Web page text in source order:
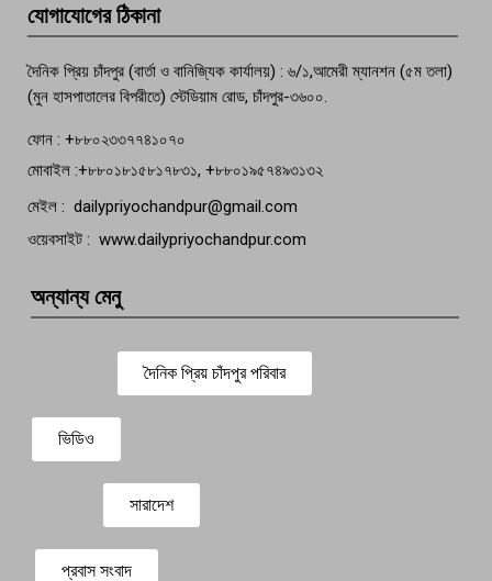
বেঁচে নেই, বিভিন্ন সংগঠনের শোক
যোগাযোগের ঠিকানা
দৈনিক প্রিয় চাঁদপুর (বার্তা ও বানিজ্যিক কার্যালয়) : ৬/১,আমেরী ম্যানশন (৫ম তলা)
(মুন হাসপাতালের বিপরীতে) স্টেডিয়াম রোড, চাঁদপুর-৩৬০০.
ফোন : +৮৮০২৩৩৭৭৪১০৭০
মোবাইল :+৮৮০১৮১৫৮১৭৮৩১, +৮৮০১৯৫৭৪৯৩১৩২
মেইল : dailypriyochandpur@gmail.com
ওয়েবসাইট : www.dailypriyochandpur.com
অন্যান্য মেনু
দৈনিক প্রিয় চাঁদপুর পরিবার
ভিডিও
সারাদেশ
প্রবাস সংবাদ